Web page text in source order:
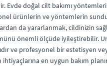
Evde doğal cilt bakımı
ürünlerin ve yöntemlerin
da yararlanmak, cildinizin
önemli ölçüde iyileştirebilir.
ve profesyonel bir estetisyen
en uygun bakım